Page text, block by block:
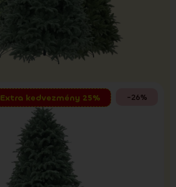
-26%
Extra kedvezmény 25%